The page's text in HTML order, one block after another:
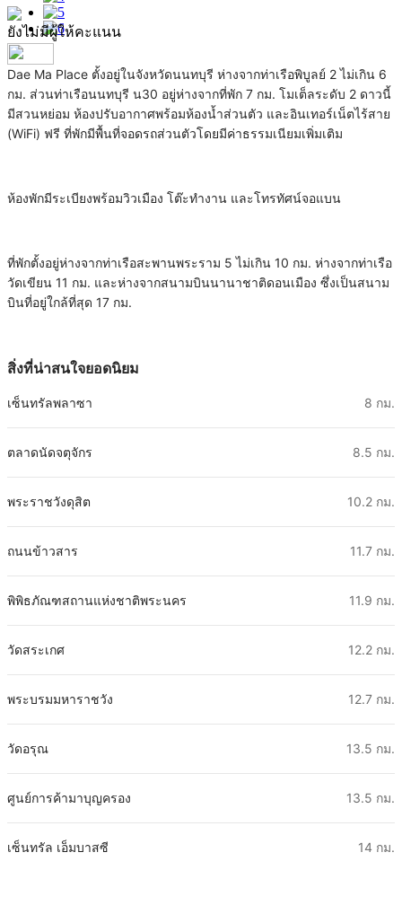
ยังไม่มีผู้ให้คะแนน
Dae Ma Place ตั้งอยู่ในจังหวัดนนทบุรี ห่างจากท่าเรือพิบูลย์ 2 ไม่เกิน 6
กม. ส่วนท่าเรือนนทบุรี น30 อยู่ห่างจากที่พัก 7 กม. โมเต็ลระดับ 2 ดาวนี้
มีสวนหย่อม ห้องปรับอากาศพร้อมห้องน้ำส่วนตัว และอินเทอร์เน็ตไร้สาย
(WiFi) ฟรี ที่พักมีพื้นที่จอดรถส่วนตัวโดยมีค่าธรรมเนียมเพิ่มเติม
ห้องพักมีระเบียงพร้อมวิวเมือง โต๊ะทำงาน และโทรทัศน์จอแบน
ที่พักตั้งอยู่ห่างจากท่าเรือสะพานพระราม 5 ไม่เกิน 10 กม. ห่างจากท่าเรือ
วัดเขียน 11 กม. และห่างจากสนามบินนานาชาติดอนเมือง ซึ่งเป็นสนาม
บินที่อยู่ใกล้ที่สุด 17 กม.
สิ่งที่น่าสนใจยอดนิยม
เซ็นทรัลพลาซา 8 กม.
ตลาดนัดจตุจักร 8.5 กม.
พระราชวังดุสิต 10.2 กม.
ถนนข้าวสาร 11.7 กม.
พิพิธภัณฑสถานแห่งชาติพระนคร 11.9 กม.
วัดสระเกศ 12.2 กม.
พระบรมมหาราชวัง 12.7 กม.
วัดอรุณ 13.5 กม.
ศูนย์การค้ามาบุญครอง 13.5 กม.
เซ็นทรัล เอ็มบาสซี 14 กม.